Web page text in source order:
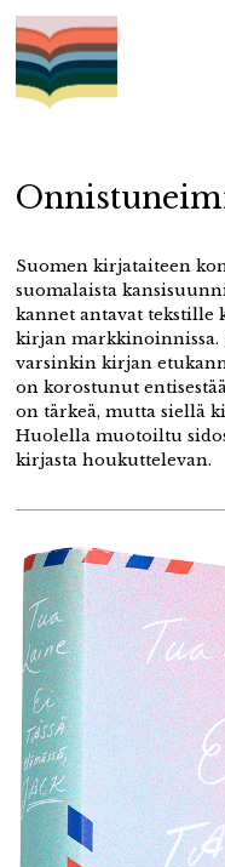
Hyppää
sisältöön
Suomen kirjataiteen
suomalaista
kannet antavat tekstille
kirjan markkinoinnissa.
varsinkin kirjan
on korostunut
on tärkeä, mutta siellä
Huolella muotoiltu
kirjasta houkuttelevan.